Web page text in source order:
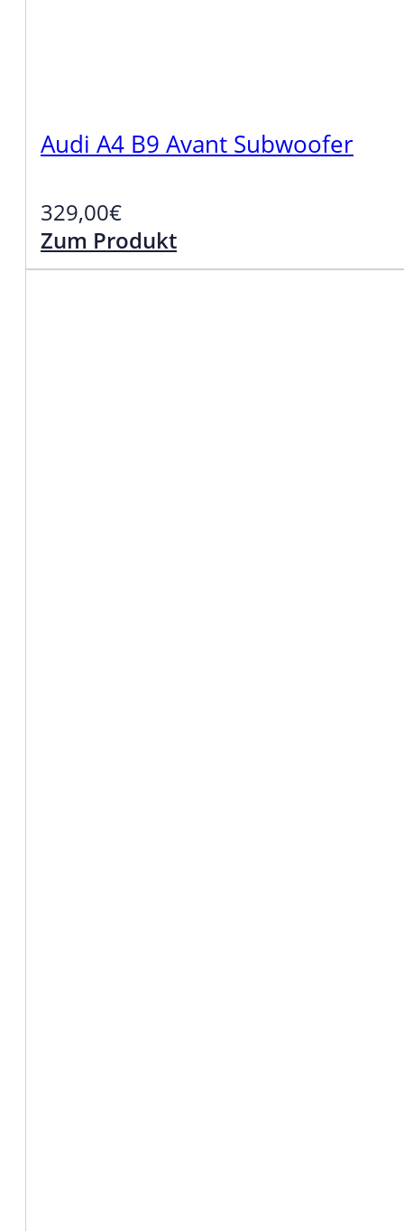
Audi A4 B9 Avant Subwoofer
329,00€
Zum Produkt